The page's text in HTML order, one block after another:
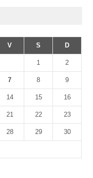
V S D
1 2
7 8 9
14 15 16
21 22 23
28 29 30